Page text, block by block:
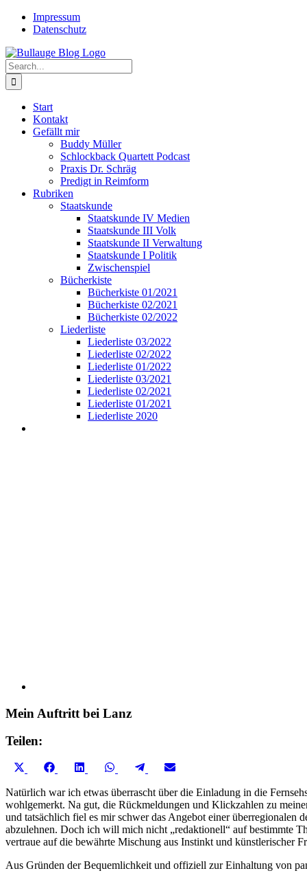
Skip
TwitterImpressum
Datenschutz
Search
for:
Start
Kontakt
Gefällt mir
Buddy Müller
Schlockback Quartett Podcast
Praxis Dr. Schräg
Predigt in Reimform
Rubriken
Staatskunde
Staatskunde IV Medien
Staatskunde III Volk
Staatskunde II Verwaltung
Staatskunde I Politik
Zwischenspiel
Bücherkiste
Bücherkiste 01/2021
Bücherkiste 02/2021
Bücherkiste 02/2022
Liederliste
Liederliste 03/2022
Liederliste 02/2022
Liederliste 01/2022
Liederliste 03/2021
Liederliste 02/2021
Liederliste 01/2021
Liederliste 2020
Mein Auftritt bei Lanz
Teilen:
Share
Share
FacebookShare
LinkedInShare
WhatsAppShare
TelegramShare
Natürlich war ich etwas überrascht über die Einladung in die
wohlgemerkt. Na gut, die Rückmeldungen und Klickzahlen zu
und tatsächlich fiel es mir schwer das Angebot einer überregionalen
abzulehnen. Doch ich will mich nicht „redaktionell“ auf bestimmte
vertraue auf die bewährte Mischung aus Instinkt und künstlerischer
Aus Gründen der Bequemlichkeit und offiziell zur Einhaltung von